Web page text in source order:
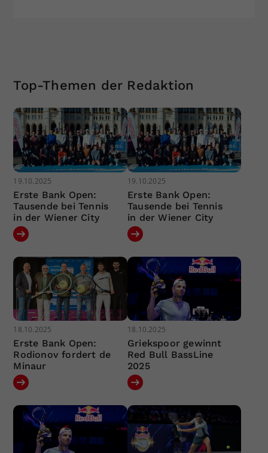
Top-Themen der Redaktion
19.10.2025
Erste Bank Open:
Tausende bei Tennis
in der Wiener City
19.10.2025
Erste Bank Open:
Tausende bei Tennis
in der Wiener City
18.10.2025
Erste Bank Open:
Rodionov fordert de
Minaur
18.10.2025
Griekspoor gewinnt
Red Bull BassLine
2025